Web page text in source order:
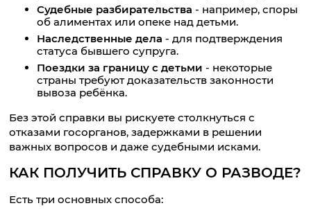
Судебные разбирательства - например, споры
об алиментах или опеке над детьми.
Наследственные дела - для подтверждения
статуса бывшего супруга.
Поездки за границу с детьми - некоторые
страны требуют доказательств законности
вывоза ребёнка.
Без этой справки вы рискуете столкнуться с
отказами госорганов, задержками в решении
важных вопросов и даже судебными исками.
КАК ПОЛУЧИТЬ СПРАВКУ О РАЗВОДЕ?
Есть три основных способа: